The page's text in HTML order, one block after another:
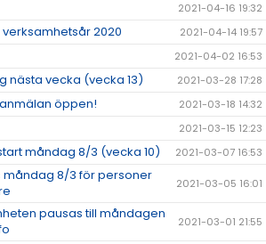
2021-04-16 19:32
2020 2021-04-14 19:57
2021-04-02 16:53
nästa vecka (vecka 13) 2021-03-28 17:28
öppen! 2021-03-18 14:32
2021-03-15 12:23
måndag 8/3 (vecka 10) 2021-03-07 16:53
8/3 för personer
2021-03-05 16:01
pausas till måndagen
2021-03-01 21:55